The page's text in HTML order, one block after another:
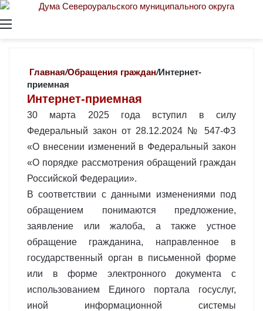
Главная/Обращения граждан/Интернет-
приемная
Интернет-приемная
30 марта 2025 года вступил в силу
Федеральный закон от 28.12.2024 № 547-ФЗ
«О внесении изменений в Федеральный закон
«О порядке рассмотрения обращений граждан
Российской Федерации».
В соответствии с данными изменениями под
обращением понимаются предложение,
заявление или жалоба, а также устное
обращение гражданина, направленное в
государственный орган в письменной форме
или в форме электронного документа с
использованием Единого портала госуслуг,
иной информационной системы